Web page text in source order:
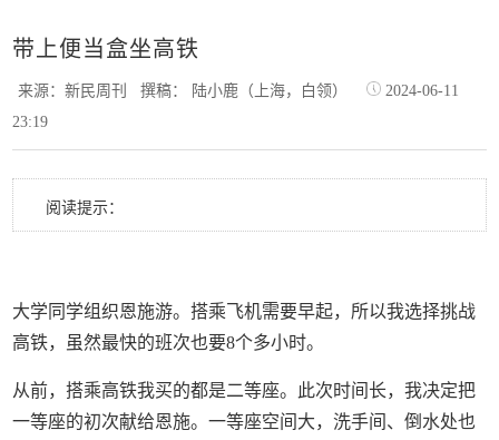
带上便当盒坐高铁
来源：新民周刊撰稿： 陆小鹿（上海，白领）
2024-06-11
23:19
阅读提示：
大学同学组织恩施游。搭乘飞机需要早起，所以我选择挑战
高铁，虽然最快的班次也要8个多小时。
从前，搭乘高铁我买的都是二等座。此次时间长，我决定把
一等座的初次献给恩施。一等座空间大，洗手间、倒水处也